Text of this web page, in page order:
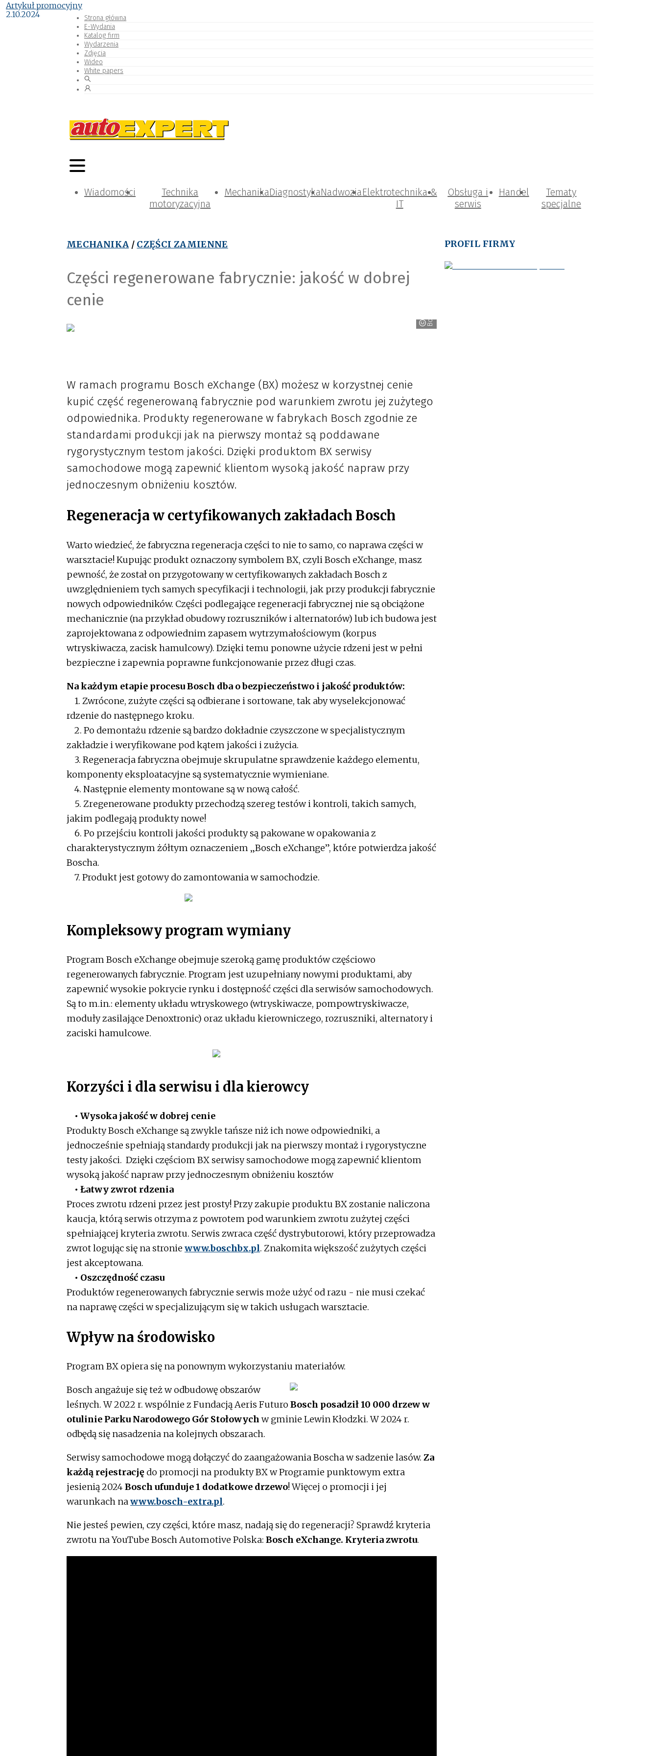
Strona główna
E-Wydania
Katalog firm
Wydarzenia
Zdjęcia
Wideo
White papers
Wiadomości
Technika
motoryzacyjna
MechanikaDiagnostykaNadwoziaElektrotechnika &
IT
Obsługa i
serwis
Handel
Tematy
specjalne
MECHANIKA / CZĘŚCI ZAMIENNE
Części regenerowane fabrycznie: jakość w dobrej
cenie
Bosch
Artykuł promocyjny
2.10.2024
W ramach programu Bosch eXchange (BX) możesz w korzystnej cenie
kupić część regenerowaną fabrycznie pod warunkiem zwrotu jej zużytego
odpowiednika. Produkty regenerowane w fabrykach Bosch zgodnie ze
standardami produkcji jak na pierwszy montaż są poddawane
rygorystycznym testom jakości. Dzięki produktom BX serwisy
samochodowe mogą zapewnić klientom wysoką jakość napraw przy
jednoczesnym obniżeniu kosztów.
Regeneracja w certyfikowanych zakładach Bosch
Warto wiedzieć, że fabryczna regeneracja części to nie to samo, co naprawa części w
warsztacie! Kupując produkt oznaczony symbolem BX, czyli Bosch eXchange, masz
pewność, że został on przygotowany w certyfikowanych zakładach Bosch z
uwzględnieniem tych samych specyfikacji i technologii, jak przy produkcji fabrycznie
nowych odpowiedników. Części podlegające regeneracji fabrycznej nie są obciążone
mechanicznie (na przykład obudowy rozruszników i alternatorów) lub ich budowa jest
zaprojektowana z odpowiednim zapasem wytrzymałościowym (korpus
wtryskiwacza, zacisk hamulcowy). Dzięki temu ponowne użycie rdzeni jest w pełni
bezpieczne i zapewnia poprawne funkcjonowanie przez długi czas.
Na każdym etapie procesu Bosch dba o bezpieczeństwo i jakość produktów:
1. Zwrócone, zużyte części są odbierane i sortowane, tak aby wyselekcjonować
rdzenie do następnego kroku.
2. Po demontażu rdzenie są bardzo dokładnie czyszczone w specjalistycznym
zakładzie i weryfikowane pod kątem jakości i zużycia.
3. Regeneracja fabryczna obejmuje skrupulatne sprawdzenie każdego elementu,
komponenty eksploatacyjne są systematycznie wymieniane.
4. Następnie elementy montowane są w nową całość.
5. Zregenerowane produkty przechodzą szereg testów i kontroli, takich samych,
jakim podlegają produkty nowe!
6. Po przejściu kontroli jakości produkty są pakowane w opakowania z
charakterystycznym żółtym oznaczeniem „Bosch eXchange”, które potwierdza jakość
Boscha.
7. Produkt jest gotowy do zamontowania w samochodzie.
Kompleksowy program wymiany
Program Bosch eXchange obejmuje szeroką gamę produktów częściowo
regenerowanych fabrycznie. Program jest uzupełniany nowymi produktami, aby
zapewnić wysokie pokrycie rynku i dostępność części dla serwisów samochodowych.
Są to m.in.: elementy układu wtryskowego (wtryskiwacze, pompowtryskiwacze,
moduły zasilające Denoxtronic) oraz układu kierowniczego, rozruszniki, alternatory i
zaciski hamulcowe.
Korzyści i dla serwisu i dla kierowcy
• Wysoka jakość w dobrej cenie
Produkty Bosch eXchange są zwykle tańsze niż ich nowe odpowiedniki, a
jednocześnie spełniają standardy produkcji jak na pierwszy montaż i rygorystyczne
testy jakości. Dzięki częściom BX serwisy samochodowe mogą zapewnić klientom
wysoką jakość napraw przy jednoczesnym obniżeniu kosztów
• Łatwy zwrot rdzenia
Proces zwrotu rdzeni przez jest prosty! Przy zakupie produktu BX zostanie naliczona
kaucja, którą serwis otrzyma z powrotem pod warunkiem zwrotu zużytej części
spełniającej kryteria zwrotu. Serwis zwraca część dystrybutorowi, który przeprowadza
zwrot logując się na stronie www.boschbx.pl. Znakomita większość zużytych części
jest akceptowana.
• Oszczędność czasu
Produktów regenerowanych fabrycznie serwis może użyć od razu - nie musi czekać
na naprawę części w specjalizującym się w takich usługach warsztacie.
Wpływ na środowisko
Program BX opiera się na ponownym wykorzystaniu materiałów.
Bosch angażuje się też w odbudowę obszarów
leśnych. W 2022 r. wspólnie z Fundacją Aeris Futuro Bosch posadził 10 000 drzew w
otulinie Parku Narodowego Gór Stołowychw gminie Lewin Kłodzki. W 2024 r.
odbędą się nasadzenia na kolejnych obszarach.
Serwisy samochodowe mogą dołączyć do zaangażowania Boscha w sadzenie lasów. Za
każdą rejestrację do promocji na produkty BX w Programie punktowym extra
jesienią 2024Bosch ufunduje 1 dodatkowe drzewo! Więcej o promocji i jej
warunkach nawww.bosch-extra.pl.
Nie jesteś pewien, czy części, które masz, nadają się do regeneracji? Sprawdź kryteria
zwrotu na YouTube Bosch Automotive Polska: Bosch eXchange. Kryteria zwrotu.
PROFIL FIRMY